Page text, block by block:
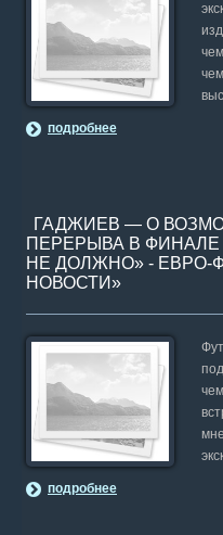
подробнее
ГАДЖИЕВ — О
ПЕРЕРЫВА В ФИНАЛЕ
НЕ ДОЛЖНО» - ЕВРО-
НОВОСТИ»
подробнее